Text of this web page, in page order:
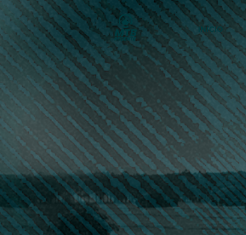
INÍCIO